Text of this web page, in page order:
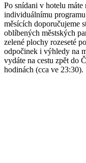
Po snídani v hotelu
individuálnímu
měsících doporučujeme
oblíbených městských
zelené plochy rozeseté
odpočinek i výhledy na
vydáte na cestu zpět do
hodinách (cca ve 23:30).